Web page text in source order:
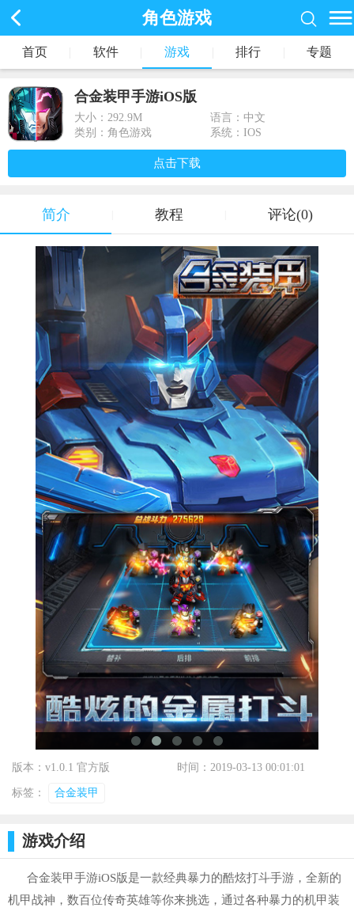
角色游戏
首页 软件 游戏 排行 专题
合金装甲手游iOS版
大小： 292.9M
语言：中文
类别：角色游戏
系统：IOS
点击下载
简介 教程 评论(0)
版本：v1.0.1 官方版 时间：2019-03-13 00:01:01
标签： 合金装甲
游戏介绍
合金装甲手游iOS版是一款经典暴力的酷炫打斗手游，全新的
机甲战神，数百位传奇英雄等你来挑选，通过各种暴力的机甲装